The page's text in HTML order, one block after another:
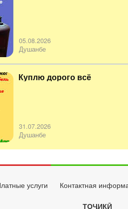
05.08.2026
Душанбе
Куплю дорого всё
31.07.2026
Душанбе
услуги Контактная
ТОҶИКӢ